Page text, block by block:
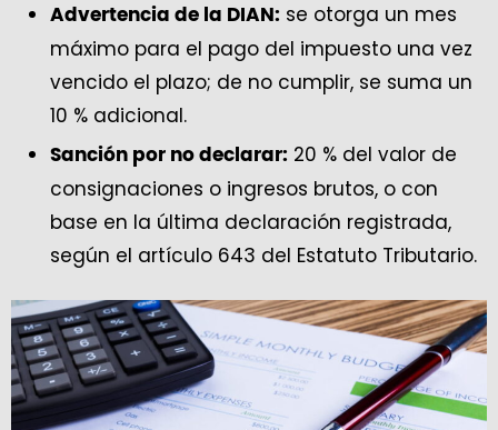
Advertencia de la DIAN: se otorga un mes
máximo para el pago del impuesto una vez
vencido el plazo; de no cumplir, se suma un
10 % adicional.
Sanción por no declarar: 20 % del valor de
consignaciones o ingresos brutos, o con
base en la última declaración registrada,
según el artículo 643 del Estatuto Tributario.